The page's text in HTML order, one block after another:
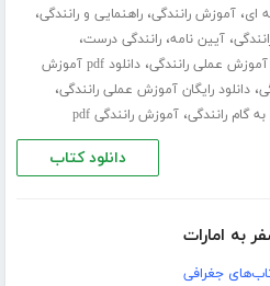
ای،آموزش رانندگی،راهنمایی و رانندگی،
،آیین نامه،رانندگی درست،
آموزش عملی رانندگی،
دانلود pdf آموزش
،دانلود رایگان آموزش عملی رانندگی،
گام رانندگی،آموزش رانندگی pdf
دانلود کتاب
به امارات
جغرافی